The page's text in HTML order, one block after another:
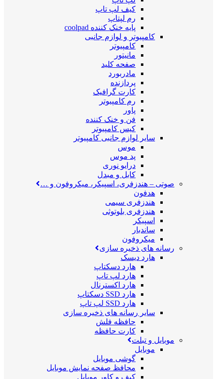
کیف لپ تاپ
رم لپتاپ
پایه خنک کننده coolpad
کامپیوتر و لوازم جانبی
کامپیوتر
مانیتور
صفحه کلید
مادربورد
پردازنده
کارت گرافیک
رم کامپیوتر
پاور
فن و خنک کننده
کیس کامپیوتر
سایر لوازم جانبی کامپیوتر
موس
پد موس
درایو نوری
کابل و مبدل
صوتی – هندزفری، اسپیکر، میکروفون و …
هدفون
هندزفری سیمی
هندزفری بلوتوثی
اسپیکر
ساندبار
میکروفون
رسانه های ذخیره سازی
هارد دیسک
هارد دسکتاپ
هارد لپ تاپ
هارد اکسترنال
هارد SSD دسکتاپ
هارد SSD لپ تاپ
سایر رسانه های ذخیره سازی
حافظه فلش
کارت حافظه
موبایل و تبلت
موبایل
گوشی موبایل
محافظ صفحه نمایش موبایل
کیف و کاور موبایل